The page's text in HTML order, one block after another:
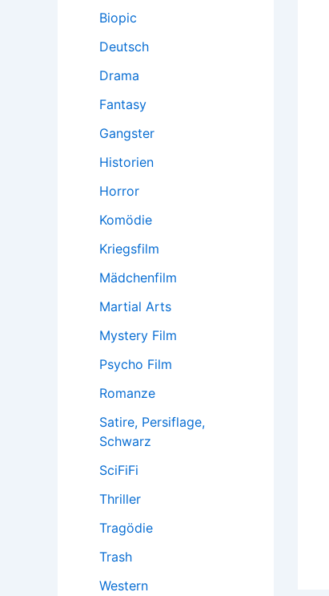
Biopic
Deutsch
Drama
Fantasy
Gangster
Historien
Horror
Komödie
Kriegsfilm
Mädchenfilm
Martial Arts
Mystery Film
Psycho Film
Romanze
Satire, Persiflage,
Schwarz
SciFiFi
Thriller
Tragödie
Trash
Western